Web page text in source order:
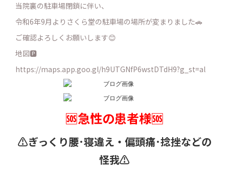
当院裏の駐車場閉鎖に伴い、
令和6年9月よりさくら堂の駐車場の場所が変まりました🚗
ご確認よろしくお願いします😊
地図🅿️
https://maps.app.goo.gl/h9UTGNfP6wstDTdH9?g_st=al
🆘急性の患者様🆘
⚠️ぎっくり腰･寝違え・ 偏頭痛･捻挫などの
怪我⚠️